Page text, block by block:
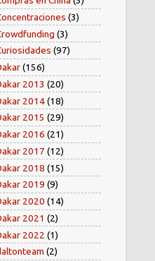
(3)
(3)
(97)
(156)
2013 (20)
2014(18)
2015 (29)
2016 (21)
2017 (12)
2018 (15)
2019 (9)
2020 (14)
2021 (2)
2022 (1)
(2)